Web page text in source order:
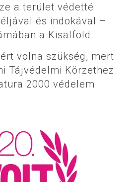
a terület védetté
és indokával –
a Kisalföld.
volna szükség, mert
Tájvédelmi Körzethez
2000 védelem